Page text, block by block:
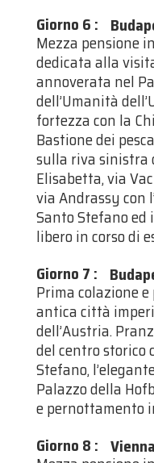
Giorno 6 :
Mezza pensione
dedicata alla
annoverata nel
dell’Umanità
fortezza con la
Bastione dei
sulla riva sinistra
Elisabetta, via
via Andrassy con
Santo Stefano
libero in corso di
Giorno 7 :
Prima colazione
antica città
dell’Austria.
del centro storico
Stefano,
Palazzo della
e pernottamento
Giorno 8 : Vienna